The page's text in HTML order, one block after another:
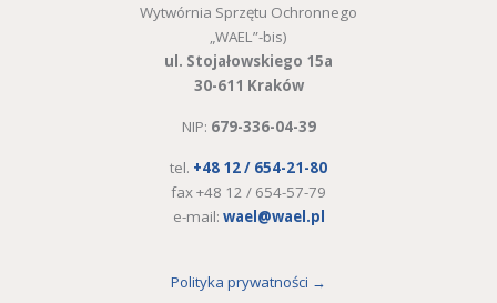
Wytwórnia Sprzętu Ochronnego
„WAEL”-bis)
ul. Stojałowskiego 15a
30-611 Kraków
NIP: 679-336-04-39
tel. +48 12 / 654-21-80
fax +48 12 / 654-57-79
e-mail: wael@wael.pl
Polityka prywatności →